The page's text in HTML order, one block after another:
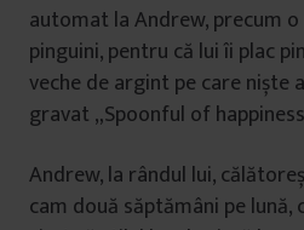
automat la Andrew, precum
pinguini, pentru că lui îi plac
veche de argint pe care niște
gravat „Spoonful of
Andrew, la rândul lui,
cam două săptămâni pe lună,